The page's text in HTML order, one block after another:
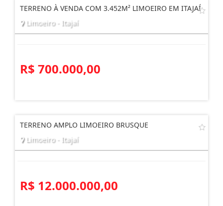
TERRENO À VENDA COM 3.452M² LIMOEIRO EM ITAJAÍ
Limoeiro - Itajaí
R$ 700.000,00
TERRENO AMPLO LIMOEIRO BRUSQUE
Limoeiro - Itajaí
R$ 12.000.000,00